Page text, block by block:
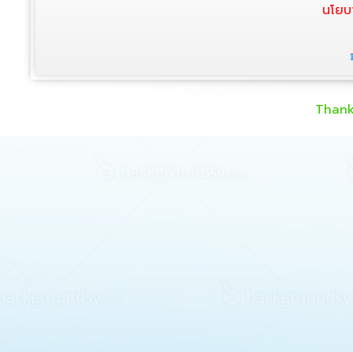
นโย